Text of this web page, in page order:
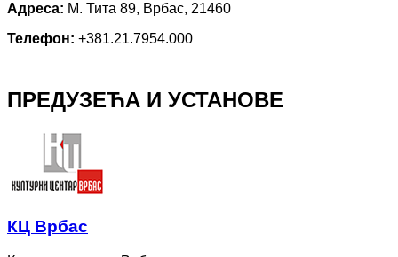
Адреса: М. Тита 89, Врбас, 21460
Телефон: +381.21.7954.000
ПРЕДУЗЕЋА И УСТАНОВЕ
КЦ Врбас